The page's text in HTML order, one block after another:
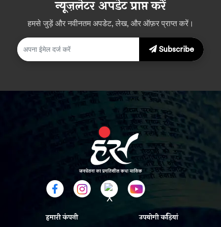
न्यूज़लेटर अपडेट प्राप्त करें
हमसे जुड़ें और नवीनतम अपडेट, लेख, और ऑफ़र प्राप्त करें।
Subscribe
हमारी कंपनी उपयोगी कड़ियां